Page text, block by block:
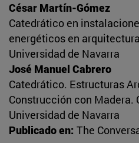
César Martín-Gómez
Catedrático en
energéticos en
Universidad de Navarra
José Manuel Cabrero
Catedrático. Estructuras
Construcción con Madera.
Universidad de Navarra
Publicado en: The